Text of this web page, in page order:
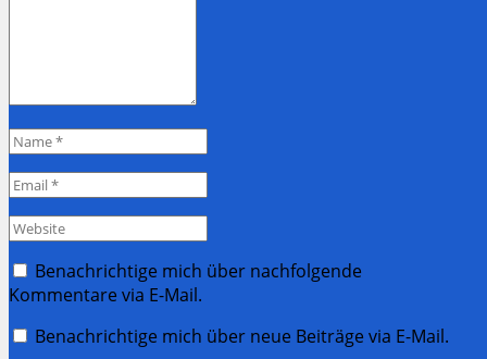
Name
Email
Website
Benachrichtige mich über nachfolgende
Kommentare via E-Mail.
Benachrichtige mich über neue Beiträge via E-Mail.